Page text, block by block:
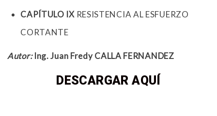
CAPÍTULO IXRESISTENCIA AL ESFUERZO
CORTANTE
Autor:Ing. Juan Fredy CALLA FERNANDEZ
DESCARGAR AQUÍ